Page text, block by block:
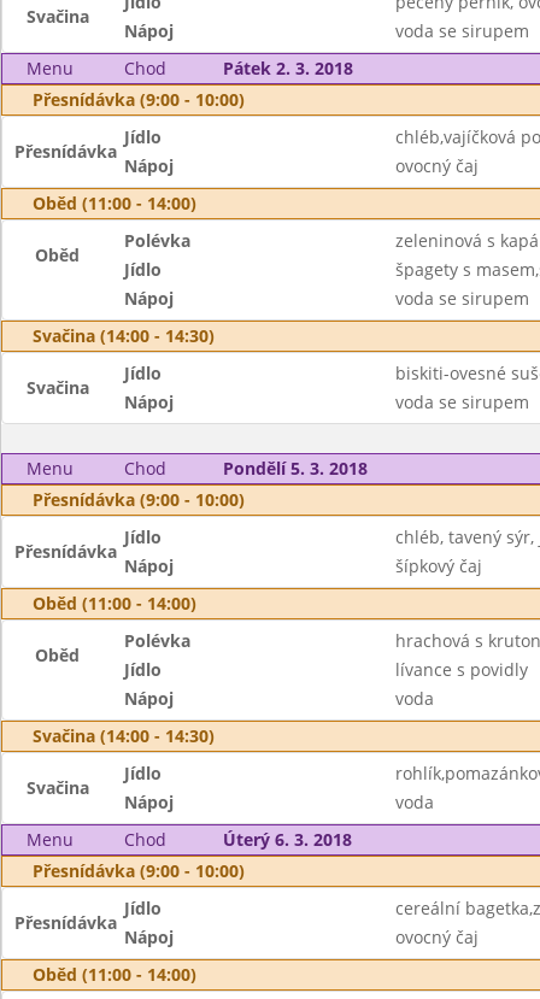
Svačina
Nápoj
voda se sirupem
Menu
Chod
Pátek 2. 3. 2018
Přesnídávka (9:00 - 10:00)
Přesnídávka
Jídlo
chléb,vajíčková
Nápoj
ovocný čaj
Oběd (11:00 - 14:00)
Oběd
Polévka
zeleninová s
Jídlo
špagety s
Nápoj
voda se sirupem
Svačina (14:00 - 14:30)
Svačina
Jídlo
biskiti-ovesné
Nápoj
voda se sirupem
Menu Chod
Pondělí 5. 3. 2018
Přesnídávka (9:00 - 10:00)
Přesnídávka
Jídlo
chléb, tavený sýr,
Nápoj
šípkový čaj
Oběd (11:00 - 14:00)
Oběd
Polévka
hrachová s
Jídlo
lívance s povidly
Nápoj
voda
Svačina (14:00 - 14:30)
Svačina
Jídlo
Nápoj
voda
Menu
Chod
Úterý 6. 3. 2018
Přesnídávka (9:00 - 10:00)
Přesnídávka
Jídlo
cereální
Nápoj
ovocný čaj
Oběd (11:00 - 14:00)